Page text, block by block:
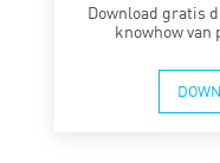
Download gratis
knowhow